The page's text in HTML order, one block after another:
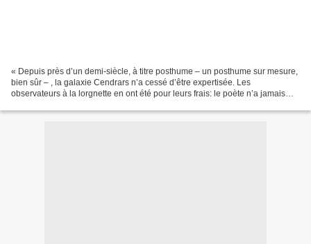
« Depuis près d’un demi-siècle, à titre posthume – un posthume sur mesure,
bien sûr – , la galaxie Cendrars n’a cessé d’être expertisée. Les
observateurs à la lorgnette en ont été pour leurs frais: le poète n’a jamais